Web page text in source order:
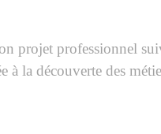
projet professionnel
à la découverte des